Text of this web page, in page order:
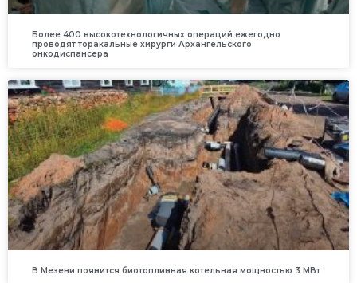
Более 400 высокотехнологичных операций ежегодно
проводят торакальные хирурги Архангельского
онкодиспансера
В Мезени появится биотопливная котельная мощностью 3 МВт